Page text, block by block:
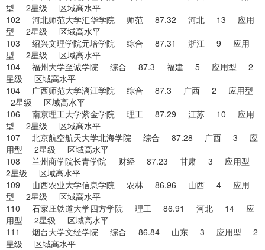
型 2星级 区域高水平
102 河北师范大学汇华学院 师范 87.32 河北 13 应用
型 2星级 区域高水平
103 绍兴文理学院元培学院 综合 87.31 浙江 9 应用
型 2星级 区域高水平
104 福州大学至诚学院 综合 87.3 福建 5 应用型 2
星级 区域高水平
104 广西师范大学漓江学院 综合 87.3 广西 2 应用型
2星级 区域高水平
106 南京理工大学紫金学院 理工 87.29 江苏 10 应用
型 2星级 区域高水平
107 北京航空航天大学北海学院 综合 87.28 广西 3 应
用型 2星级 区域高水平
108 兰州商学院长青学院 财经 87.23 甘肃 3 应用型
2星级 区域高水平
109 山西农业大学信息学院 农林 86.96 山西 4 应用
型 2星级 区域高水平
110 石家庄铁道大学四方学院 理工 86.91 河北 14 应
用型 2星级 区域高水平
111 烟台大学文经学院 综合 86.84 山东 3 应用型 2
星级 区域高水平